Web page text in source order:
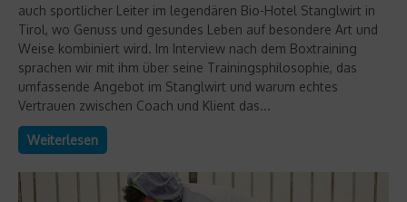
auch sportlicher Leiter im legendären Bio-Hotel Stanglwirt in
Tirol, wo Genuss und gesundes Leben auf besondere Art und
Weise kombiniert wird. Im Interview nach dem Boxtraining
sprachen wir mit ihm über seine Trainingsphilosophie, das
umfassende Angebot im Stanglwirt und warum echtes
Vertrauen zwischen Coach und Klient das...
Weiterlesen